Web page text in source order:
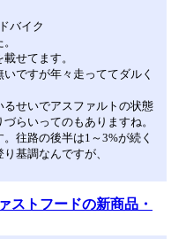
バイク
せてます。
ですが年々走っててダルく
せいでアスファルトの状態
らいってのもありますね。
往路の後半は1～3%が続く
基調なんですが、
ストフードの新商品・